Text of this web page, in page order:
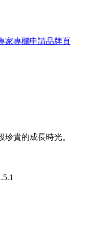
家專欄申請品牌頁
貴的成長時光。